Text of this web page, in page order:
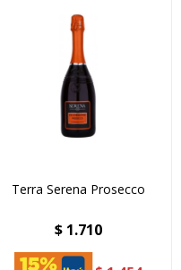
Terra Serena Prosecco
$ 1.710